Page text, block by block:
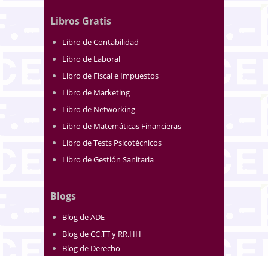
Libros Gratis
Libro de Contabilidad
Libro de Laboral
Libro de Fiscal e Impuestos
Libro de Marketing
Libro de Networking
Libro de Matemáticas Financieras
Libro de Tests Psicotécnicos
Libro de Gestión Sanitaria
Blogs
Blog de ADE
Blog de CC.TT y RR.HH
Blog de Derecho